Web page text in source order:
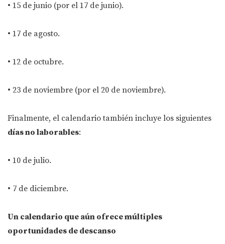
• 15 de junio (por el 17 de junio).
• 17 de agosto.
• 12 de octubre.
• 23 de noviembre (por el 20 de noviembre).
Finalmente, el calendario también incluye los siguientes
días no laborables:
• 10 de julio.
• 7 de diciembre.
Un calendario que aún ofrece múltiples
oportunidades de descanso